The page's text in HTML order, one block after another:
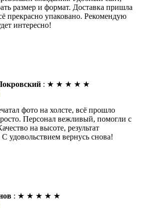
размер и формат. Доставка пришла
прекрасно упаковано. Рекомендую
интересно!
: ★ ★ ★ ★ ★
фото на холсте, всё прошло
Персонал вежливый, помогли с
на высоте, результат
удовольствием вернусь снова!
: ★ ★ ★ ★ ★